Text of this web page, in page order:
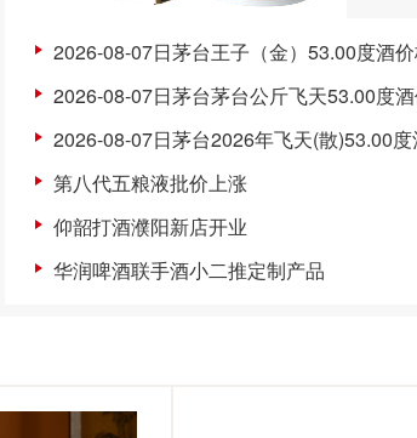
2026-08-07日茅台王子（金）53.00度酒
2026-08-07日茅台茅台公斤飞天53.00度
2026-08-07日茅台2026年飞天(散)53.00
第八代五粮液批价上涨
仰韶打酒濮阳新店开业
华润啤酒联手酒小二推定制产品